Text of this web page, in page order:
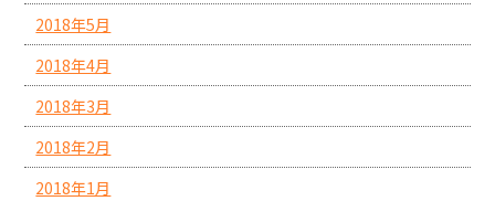
2018年5月
2018年4月
2018年3月
2018年2月
2018年1月